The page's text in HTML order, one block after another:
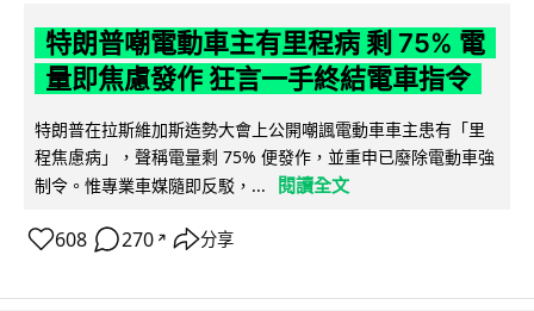
特朗普嘲電動車主有里程病 剩 75% 電
量即焦慮發作 狂言一手終結電車指令
特朗普在拉斯維加斯造勢大會上公開嘲諷電動車車主患有「里
程焦慮病」，聲稱電量剩 75% 便發作，並重申已廢除電動車強
制令。惟專業車媒隨即反駁，...
閱讀全文
608 270 ↗ 分享